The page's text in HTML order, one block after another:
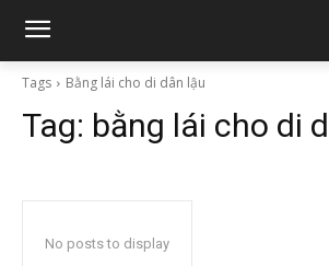
Tags Bằng lái cho di dân lậu
Tag: bằng lái cho di
No posts to display